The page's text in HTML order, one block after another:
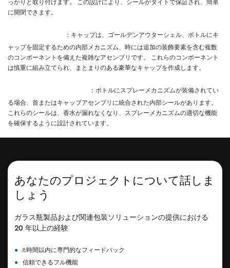
っかりと取り付けます。 この設計により、シールがタイトで保証され、簡単
に開閉できます。
：キャップは、ゴールデンアウターシェル、ボトルにキ
ャップを固定するための内部メカニズム、時には追加の装飾要素を含む複数
のコンポーネントを備えた複雑なアセンブリです。 これらのコンポーネント
は慎重に組み立てられ、まとまりのある豪華なキャップを作成します。
：ボトルにスプレーメカニズムが装備されてい
る場合、首またはキャップアセンブリに統合された内部シールがあります。
これらのシールは、香水が漏れなくなり、スプレーメカニズムの適切な機能
を確保するように設計されています。
あなたのプロジェクトについて話しま
しょう
ガラス瓶製品および関連包装ソリューションの提供における
20 年以上の経験
●
8時間以内に専門的なフィードバック
●
信頼できるフル機能